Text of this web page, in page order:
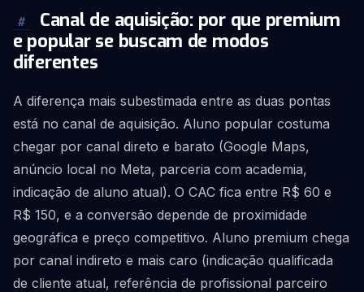
#
Canal de aquisição: por que premium
e popular se buscam de modos
diferentes
A diferença mais subestimada entre as duas pontas
está no canal de aquisição. Aluno popular costuma
chegar por canal direto e barato (Google Maps,
anúncio local no Meta, parceria com academia,
indicação de aluno atual). O CAC fica entre R$ 60 e
R$ 150, e a conversão depende de proximidade
geográfica e preço competitivo. Aluno premium chega
por canal indireto e mais caro (indicação qualificada
de cliente atual, referência de profissional parceiro